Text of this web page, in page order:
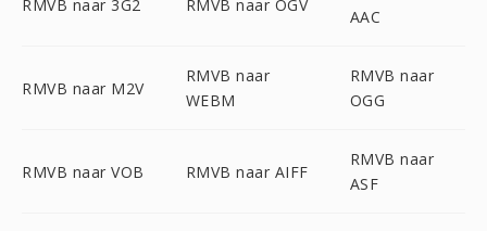
RMVB naar 3G2 RMVB naar OGV
AAC
RMVB naar M2V
RMVB naar
WEBM
RMVB naar
OGG
RMVB naar VOB RMVB naar AIFF
RMVB naar
ASF